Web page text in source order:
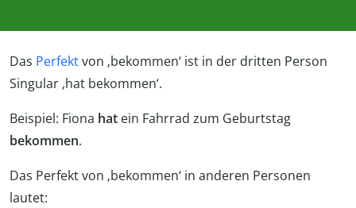
Das Perfektvon ‚bekommen‘ ist in der dritten Person
Singular ‚hat bekommen‘.
Beispiel: Fiona hat ein Fahrrad zum Geburtstag
bekommen.
Das Perfekt von ‚bekommen‘ in anderen Personen
lautet: